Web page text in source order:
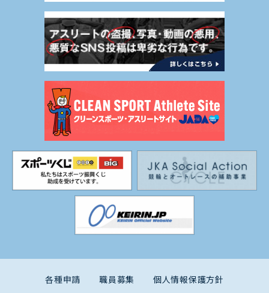
各種申請 職員募集 個人情報保護方針